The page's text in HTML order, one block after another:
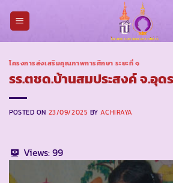
โครงการส่งเสริมคุณภาพการศึกษา ระยะที่ ๑
รร.ตชด.บ้านสมประสงค์ จ.อุด
POSTED ON 23/09/2025 BYACHIRAYA
Views:99